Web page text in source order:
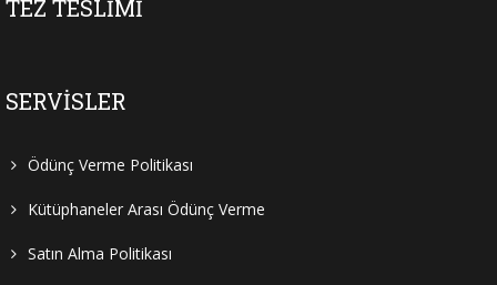
TEZ TESLIMI
SERVISLER
Ödünç Verme Politikası
Kütüphaneler Arası Ödünç Verme
Satın Alma Politikası